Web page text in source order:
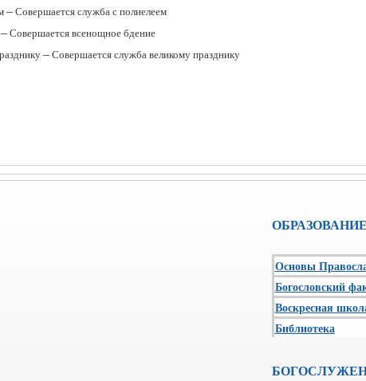
–Совершается служба с полиелеем
–Совершается всенощное бдение
–Совершается служба великому празднику
ОБРАЗОВАНИЕ
Основы
Богословский
Воскресная
Библиотека